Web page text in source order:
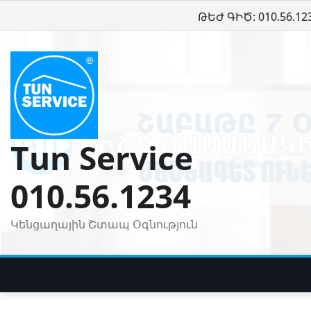
to
ԹԵԺ ԳԻԾ:
Tun Service
010.56.1234
Կենցաղային Շտապ Օգնություն